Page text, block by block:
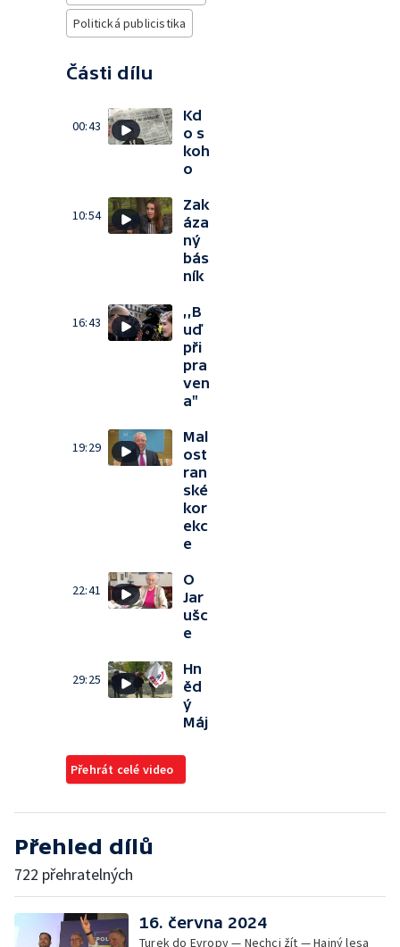
Politická publicistika
Části dílu
00:43
Kd
o s
koh
o
10:54
Zak
áza
ný
bás
ník
16:43
‚‚B
uď
při
pra
ven
a"
19:29
Mal
ost
ran
ské
kor
ekc
e
22:41
O
Jar
ušc
e
29:25
Hn
ěd
ý
Máj
Přehrát celé video
Přehled dílů
722 přehratelných
16. června 2024
Turek do Evropy — Nechci žít — Hajný lesa